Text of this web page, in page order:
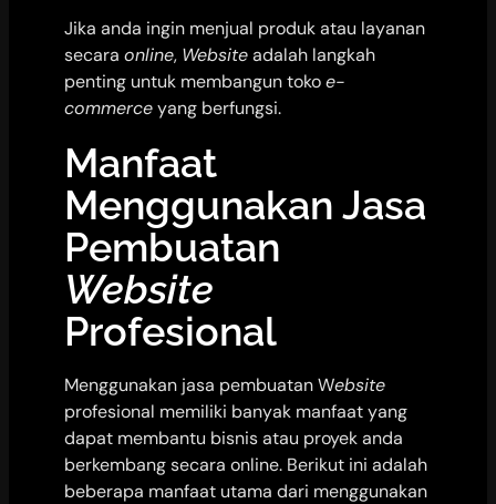
Jika anda ingin menjual produk atau layanan
secara online, Websiteadalah langkah
penting untuk membangun tokoe-
commerceyang berfungsi.
Manfaat
Menggunakan Jasa
Pembuatan
Website
Profesional
Menggunakan jasa pembuatan Website
profesional memiliki banyak manfaat yang
dapat membantu bisnis atau proyek anda
berkembang secara online. Berikut ini adalah
beberapa manfaat utama dari menggunakan